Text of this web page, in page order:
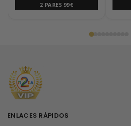
2 PARES 99€
ENLACES RÁPIDOS